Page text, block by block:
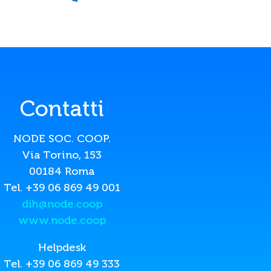
Contatti
NODE SOC. COOP.
Via Torino, 153
00184 Roma
Tel. +39 06 869 49 001
dih@node.coop
www.node.coop
Helpdesk
Tel. +39 06 869 49 333